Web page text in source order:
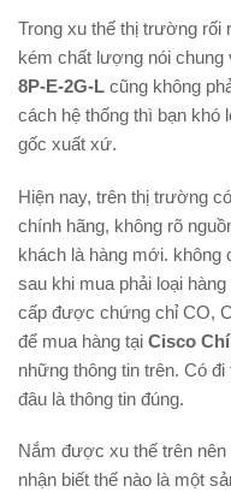
Trong xu thế thị trường rối
kém chất lượng nói chung
8P-E-2G-L cũng không
cách hệ thống thì bạn khó
gốc xuất xứ.
Hiện nay, trên thị trường
chính hãng, không rõ
khách là hàng mới. không
sau khi mua phải loại
cấp được chứng chỉ CO,
để mua hàng tại Cisco
những thông tin trên. Có
đâu là thông tin đúng.
Nắm được xu thế trên nên
nhận biết thế nào là một